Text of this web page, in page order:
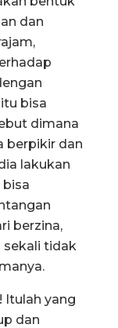
dan
bisa
dimana
berpikir dan
lakukan
bisa
berzina,
sekali tidak
Itulah yang
dan